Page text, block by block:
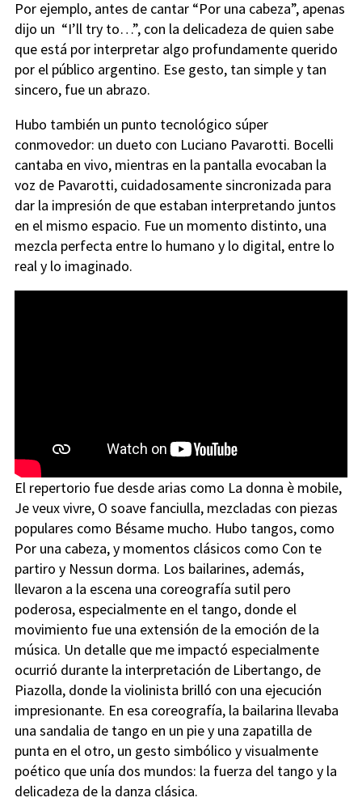
Por ejemplo, antes de cantar “Por una cabeza”, apenas
dijo un “I’ll try to…”, con la delicadeza de quien sabe
que está por interpretar algo profundamente querido
por el público argentino. Ese gesto, tan simple y tan
sincero, fue un abrazo.
Hubo también un punto tecnológico súper
conmovedor: un dueto con Luciano Pavarotti. Bocelli
cantaba en vivo, mientras en la pantalla evocaban la
voz de Pavarotti, cuidadosamente sincronizada para
dar la impresión de que estaban interpretando juntos
en el mismo espacio. Fue un momento distinto, una
mezcla perfecta entre lo humano y lo digital, entre lo
real y lo imaginado.
El repertorio fue desde arias como La donna è mobile,
Je veux vivre, O soave fanciulla, mezcladas con piezas
populares como Bésame mucho. Hubo tangos, como
Por una cabeza, y momentos clásicos como Con te
partiro y Nessun dorma. Los bailarines, además,
llevaron a la escena una coreografía sutil pero
poderosa, especialmente en el tango, donde el
movimiento fue una extensión de la emoción de la
música. Un detalle que me impactó especialmente
ocurrió durante la interpretación de Libertango, de
Piazolla, donde la violinista brilló con una ejecución
impresionante. En esa coreografía, la bailarina llevaba
una sandalia de tango en un pie y una zapatilla de
punta en el otro, un gesto simbólico y visualmente
poético que unía dos mundos: la fuerza del tango y la
delicadeza de la danza clásica.